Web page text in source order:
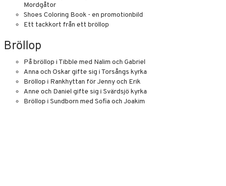
Mordgåtor
Shoes Coloring Book - en promotionbild
Ett tackkort från ett bröllop
Bröllop
På bröllop i Tibble med Nalim och Gabriel
Anna och Oskar gifte sig i Torsångs kyrka
Bröllop i Rankhyttan för Jenny och Erik
Anne och Daniel gifte sig i Svärdsjö kyrka
Bröllop i Sundborn med Sofia och Joakim